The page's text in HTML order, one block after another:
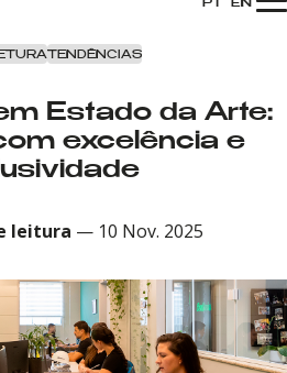
Estado da Arte:
excelência e
TENDÊNCIAS
leitura — 10 Nov. 2025